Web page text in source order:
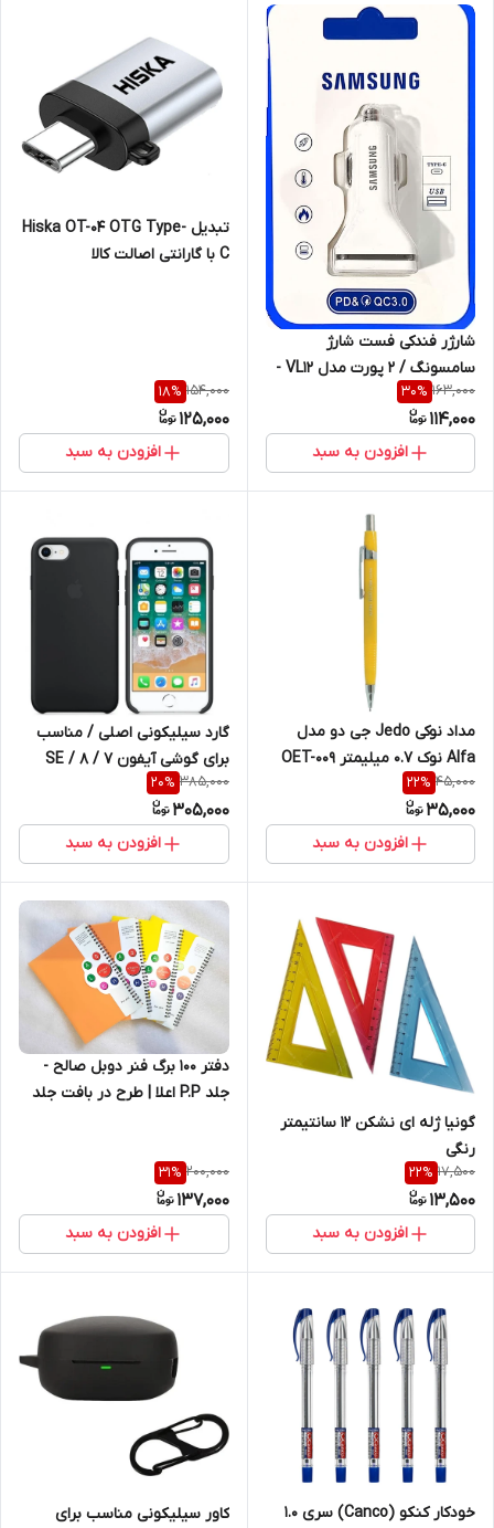
شارژر فندکی فست شارژ
سامسونگ / 2 پورت مدل VL12 -
غیر اصل / پک ضعیف
163,000
30%
114,000
افزودن به سبد
تبدیل Hiska OT-04 OTG Type-
C با گارانتی اصالت کالا
154,000
18%
125,000
افزودن به سبد
مداد نوکی Jedo جی دو مدل
Alfa نوک ۰.۷ میلیمتر OET-009
45,000
22%
35,000
افزودن به سبد
گارد سیلیکونی اصلی / مناسب
برای گوشی آیفون 7 / 8 / SE
385,000
20%
305,000
افزودن به سبد
گونیا ژله ای نشکن 12 سانتیمتر
رنگی
17,500
22%
13,500
افزودن به سبد
دفتر 100 برگ فنر دوبل صالح -
جلد P.P اعلا | طرح در بافت جلد
200,000
31%
137,000
افزودن به سبد
خودکار کنکو (Canco) سری 1.0
کاور سیلیکونی مناسب برای